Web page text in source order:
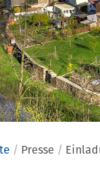
Presse